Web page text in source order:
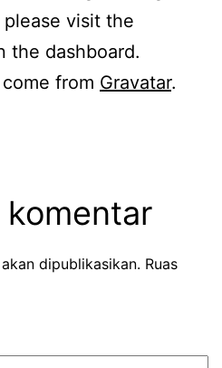
visit the
the dashboard.
from Gravatar.
dipublikasikan. Ruas